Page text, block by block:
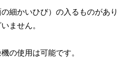
細かいひび）の入るものがあり
ません。
の使用は可能です。